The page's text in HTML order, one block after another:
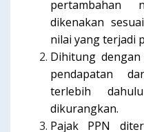
pertambahan
dikenakan
nilai yang terjadi
Dihitung
pendapatan
terlebih
dikurangkan.
Pajak PPN